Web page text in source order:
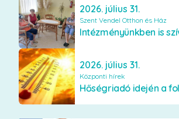
2026. július 31.
Szent Vendel Otthon és Ház
2026. július 31.
Központi hírek